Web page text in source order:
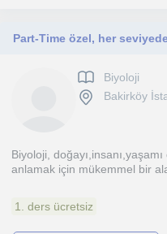
Part-Time özel, her
Biyoloji
Bakirköy
Biyoloji,
anlamak için mükemmel bir
1. ders ücretsiz